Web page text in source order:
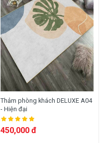
Thảm phòng khách DELUXE A04
- Hiện đại
450,000 đ